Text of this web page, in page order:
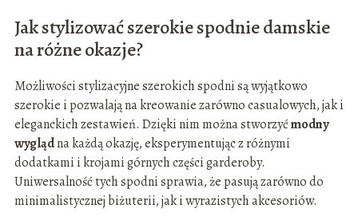
Jak stylizować szerokie spodnie damskie
na różne okazje?
Możliwości stylizacyjne szerokich spodni są wyjątkowo
szerokie i pozwalają na kreowanie zarówno casualowych, jak i
eleganckich zestawień. Dzięki nim można stworzyćmodny
wyglądna każdą okazję, eksperymentując z różnymi
dodatkami i krojami górnych części garderoby.
Uniwersalność tych spodni sprawia, że pasują zarówno do
minimalistycznej biżuterii, jak i wyrazistych akcesoriów.